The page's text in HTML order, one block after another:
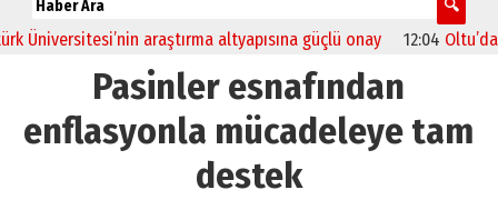
araştırma altyapısına güçlü onay 12:04 Oltu’da
Pasinler esnafından
enflasyonla mücadeleye tam
destek